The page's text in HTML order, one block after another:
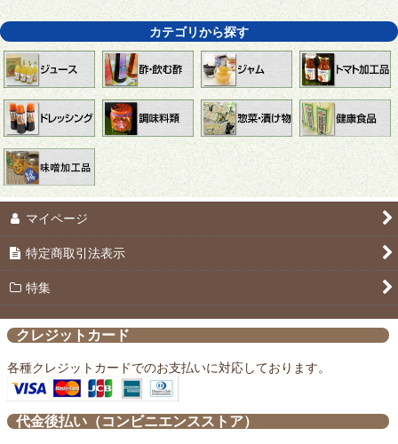
カテゴリから探す
マイページ
特定商取引法表示
特集
クレジットカード
各種クレジットカードでのお支払いに対応しております。
代金後払い（コンビニエンスストア）